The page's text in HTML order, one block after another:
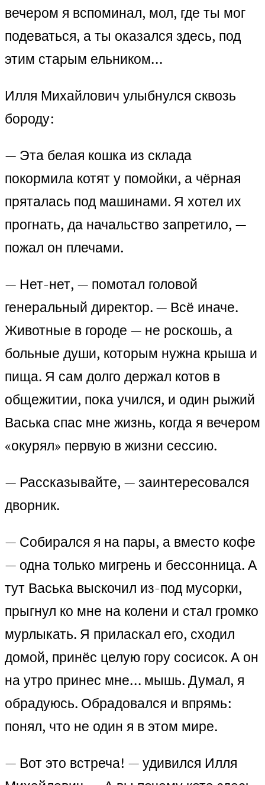
вечером я вспоминал, мол, где ты мог
подеваться, а ты оказался здесь, под
этим старым ельником…
Илля Михайлович улыбнулся сквозь
бороду:
— Эта белая кошка из склада
покормила котят у помойки, а чёрная
пряталась под машинами. Я хотел их
прогнать, да начальство запретило, —
пожал он плечами.
— Нет-нет, — помотал головой
генеральный директор. — Всё иначе.
Животные в городе — не роскошь, а
больные души, которым нужна крыша и
пища. Я сам долго держал котов в
общежитии, пока учился, и один рыжий
Васька спас мне жизнь, когда я вечером
«окурял» первую в жизни сессию.
— Рассказывайте, — заинтересовался
дворник.
— Собирался я на пары, а вместо кофе
— одна только мигрень и бессонница. А
тут Васька выскочил из-под мусорки,
прыгнул ко мне на колени и стал громко
мурлыкать. Я приласкал его, сходил
домой, принёс целую гору сосисок. А он
на утро принес мне… мышь. Думал, я
обрадуюсь. Обрадовался и впрямь:
понял, что не один я в этом мире.
— Вот это встреча! — удивился Илля